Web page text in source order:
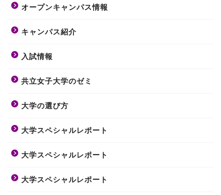
オープンキャンパス情報
キャンパス紹介
入試情報
共立女子大学のゼミ
大学の選び方
大学スペシャルレポート
大学スペシャルレポート
大学スペシャルレポート